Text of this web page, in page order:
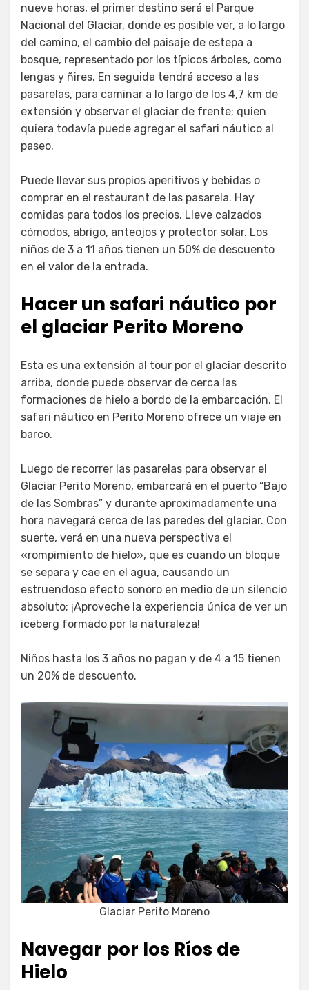
nueve horas, el primer destino será el Parque
Nacional del Glaciar, donde es posible ver, a lo largo
del camino, el cambio del paisaje de estepa a
bosque, representado por los típicos árboles, como
lengas y ñires. En seguida tendrá acceso a las
pasarelas, para caminar a lo largo de los 4,7 km de
extensión y observar el glaciar de frente; quien
quiera todavía puede agregar el safari náutico al
paseo.
Puede llevar sus propios aperitivos y bebidas o
comprar en el restaurant de las pasarela. Hay
comidas para todos los precios. Lleve calzados
cómodos, abrigo, anteojos y protector solar. Los
niños de 3 a 11 años tienen un 50% de descuento
en el valor de la entrada.
Hacer un safari náutico por
el glaciar Perito Moreno
Esta es una extensión al tour por el glaciar descrito
arriba, donde puede observar de cerca las
formaciones de hielo a bordo de la embarcación. El
safari náutico en Perito Moreno ofrece un viaje en
barco.
Luego de recorrer las pasarelas para observar el
Glaciar Perito Moreno, embarcará en el puerto “Bajo
de las Sombras” y durante aproximadamente una
hora navegará cerca de las paredes del glaciar. Con
suerte, verá en una nueva perspectiva el
«rompimiento de hielo», que es cuando un bloque
se separa y cae en el agua, causando un
estruendoso efecto sonoro en medio de un silencio
absoluto; ¡Aproveche la experiencia única de ver un
iceberg formado por la naturaleza!
Niños hasta los 3 años no pagan y de 4 a 15 tienen
un 20% de descuento.
Glaciar Perito Moreno
Navegar por los Ríos de
Hielo